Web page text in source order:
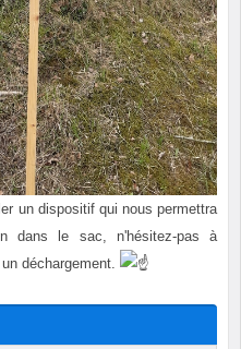
un dispositif qui nous permettra
dans le sac, n'hésitez-pas à
déchargement.